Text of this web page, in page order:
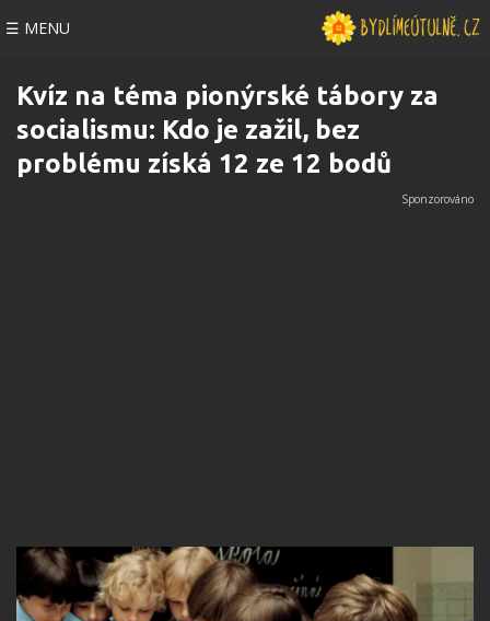
☰ MENU
Kvíz na téma pionýrské tábory za
socialismu: Kdo je zažil, bez
problému získá 12 ze 12 bodů